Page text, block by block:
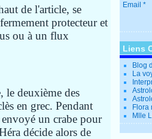
de l'article, se
protecteur et
ou à un flux
le deuxième des
en grec. Pendant
un crabe pour
décide alors de
Email
Liens
Blog
La
Flora
Mlle